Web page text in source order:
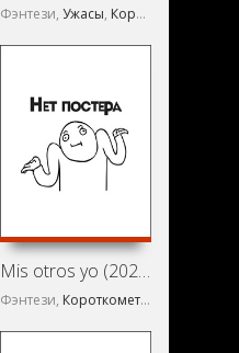
Фэнтези, Ужасы, Короткометражка
Mis otros yo (2021)
Фэнтези, Короткометражка